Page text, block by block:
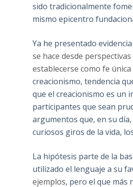
sido tradicionalmente
mismo epicentro
Ya he presentado
se hace desde
establecerse como fe
creacionismo, tendencia
que el creacionismo es un
participantes que sean
argumentos que, en su
curiosos giros de la vida,
La hipótesis parte de la
utilizado el lenguaje a su
ejemplos, pero el que más